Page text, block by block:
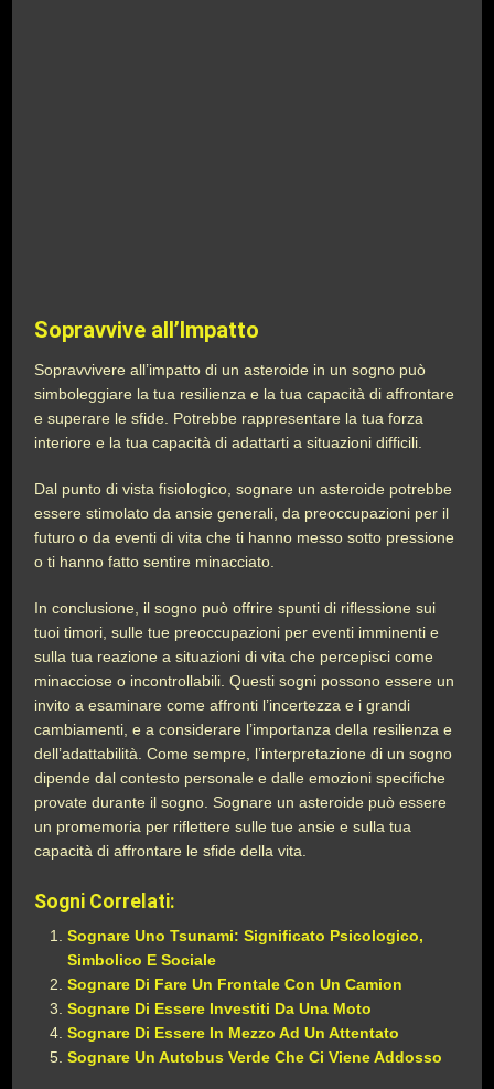
Sopravvive all’Impatto
Sopravvivere all’impatto di un asteroide in un sogno può
simboleggiare la tua resilienza e la tua capacità di affrontare
e superare le sfide. Potrebbe rappresentare la tua forza
interiore e la tua capacità di adattarti a situazioni difficili.
Dal punto di vista fisiologico, sognare un asteroide potrebbe
essere stimolato da ansie generali, da preoccupazioni per il
futuro o da eventi di vita che ti hanno messo sotto pressione
o ti hanno fatto sentire minacciato.
In conclusione, il sogno può offrire spunti di riflessione sui
tuoi timori, sulle tue preoccupazioni per eventi imminenti e
sulla tua reazione a situazioni di vita che percepisci come
minacciose o incontrollabili. Questi sogni possono essere un
invito a esaminare come affronti l’incertezza e i grandi
cambiamenti, e a considerare l’importanza della resilienza e
dell’adattabilità. Come sempre, l’interpretazione di un sogno
dipende dal contesto personale e dalle emozioni specifiche
provate durante il sogno. Sognare un asteroide può essere
un promemoria per riflettere sulle tue ansie e sulla tua
capacità di affrontare le sfide della vita.
Sogni Correlati:
Sognare Uno Tsunami: Significato Psicologico,
Simbolico E Sociale
Sognare Di Fare Un Frontale Con Un Camion
Sognare Di Essere Investiti Da Una Moto
Sognare Di Essere In Mezzo Ad Un Attentato
Sognare Un Autobus Verde Che Ci Viene Addosso